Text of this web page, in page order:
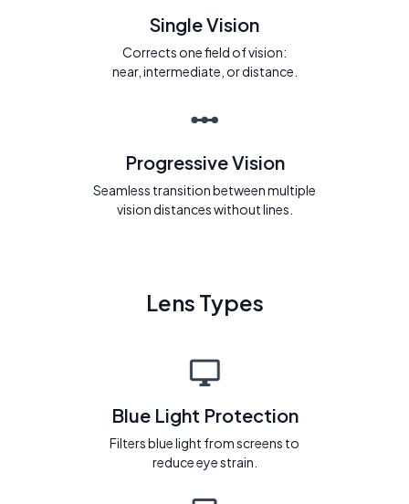
Single Vision
Corrects one field of vision:
near, intermediate, or distance.
Progressive Vision
Seamless transition between multiple
vision distances without lines.
Lens Types
Blue Light Protection
Filters blue light from screens to
reduce eye strain.